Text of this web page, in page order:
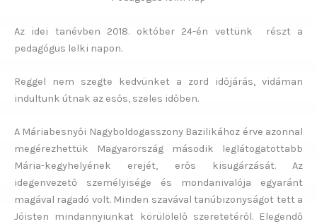
Az idei tanévben 2018. október 24-én vettünk részt a
pedagógus lelki napon.
Reggel nem szegte kedvünket a zord időjárás, vidáman
indultunk útnak az esős, szeles időben.
A Máriabesnyői Nagyboldogasszony Bazilikához érve azonnal
megérezhettük Magyarország második leglátogatottabb
Mária-kegyhelyének erejét, erős kisugárzását. Az
idegenvezető személyisége és mondanivalója egyaránt
magával ragadó volt. Minden szavával tanúbizonyságot tett a
Jóisten mindannyiunkat körülölelő szeretetéről. Elegendő